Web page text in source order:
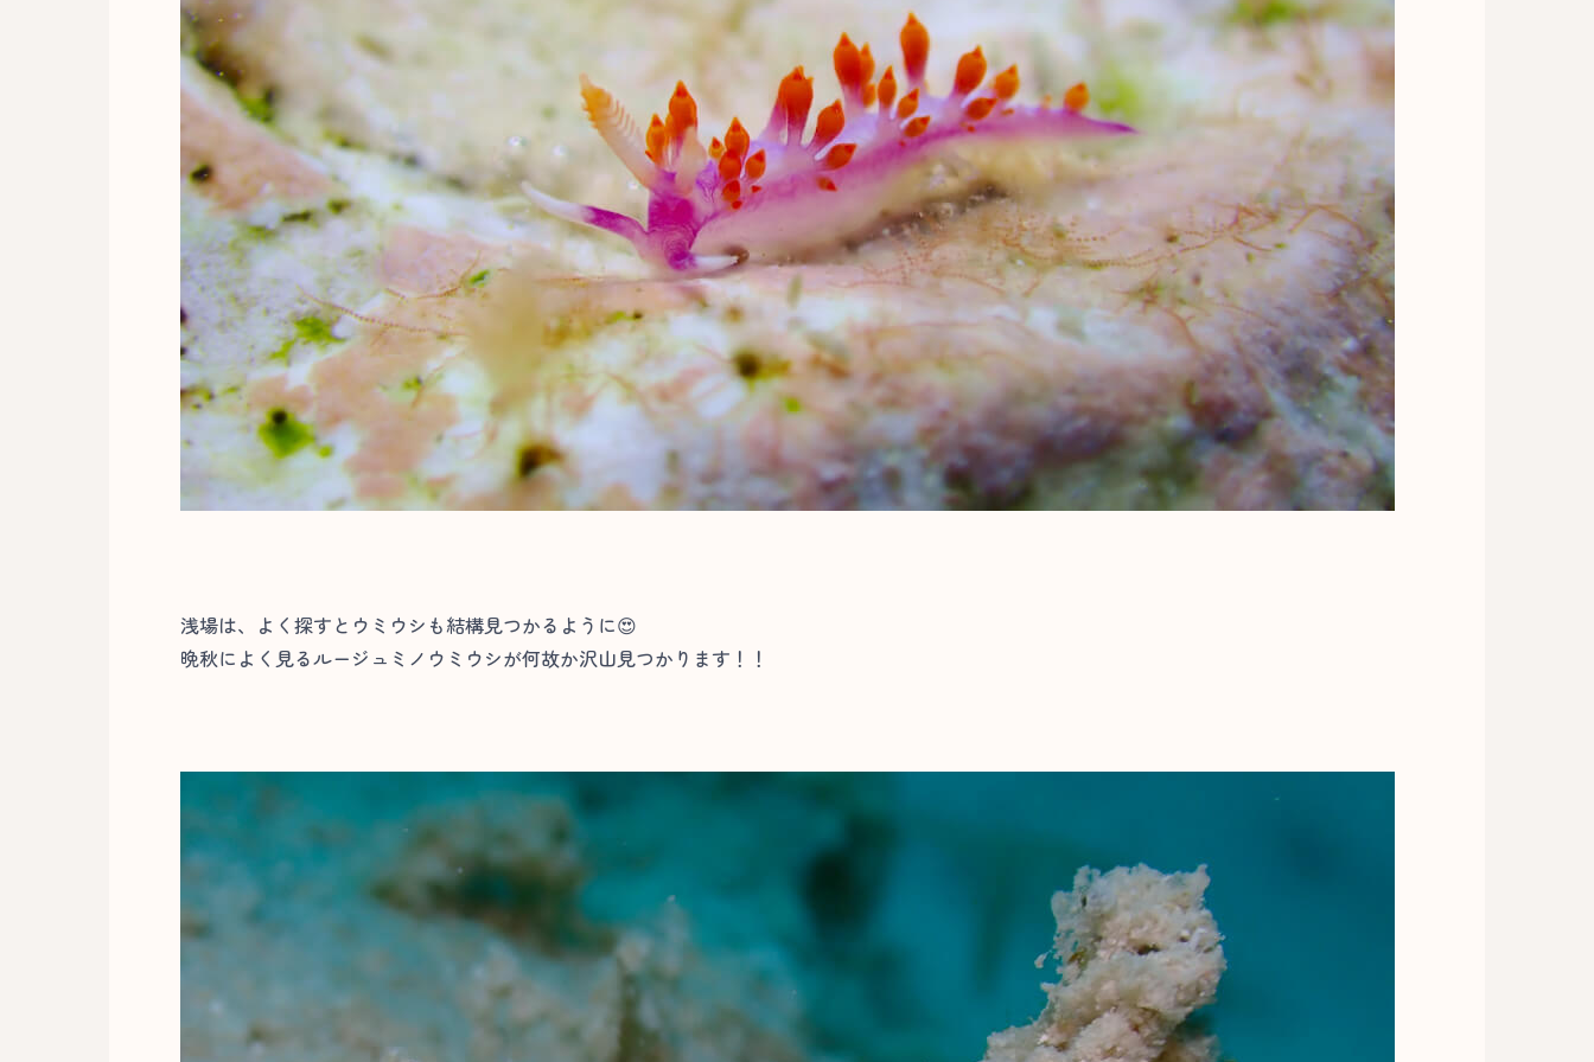
浅場は、よく探すとウミウシも結構見つかるように😍
晩秋によく見るルージュミノウミウシが何故か沢山見つかります！！